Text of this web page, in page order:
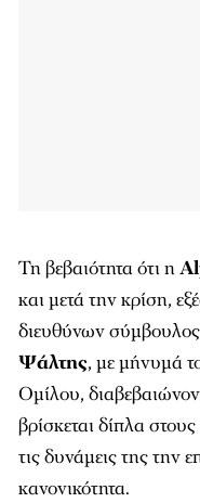
Τη βεβαιότητα ότι η
και μετά την κρίση,
διευθύνων
Ψάλτης, με μήνυμά
Ομίλου,
βρίσκεται δίπλα
τις δυνάμεις της την
κανονικότητα.